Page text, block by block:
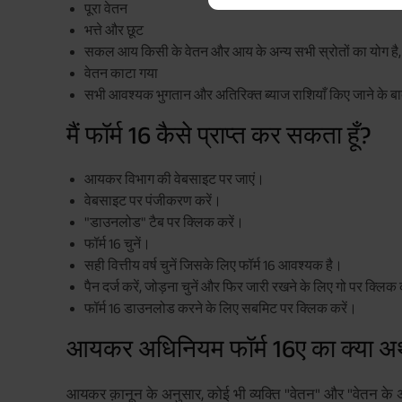
पूरा वेतन
भत्ते और छूट
सकल आय किसी के वेतन और आय के अन्य सभी स्रोतों का योग है,
वेतन काटा गया
सभी आवश्यक भुगतान और अतिरिक्त ब्याज राशियाँ किए जाने के
मैं फॉर्म 16 कैसे प्राप्त कर सकता हूँ?
आयकर विभाग की वेबसाइट पर जाएं।
वेबसाइट पर पंजीकरण करें।
"डाउनलोड" टैब पर क्लिक करें।
फॉर्म 16 चुनें।
सही वित्तीय वर्ष चुनें जिसके लिए फॉर्म 16 आवश्यक है।
पैन दर्ज करें, जोड़ना चुनें और फिर जारी रखने के लिए गो पर क्लिक
फॉर्म 16 डाउनलोड करने के लिए सबमिट पर क्लिक करें।
आयकर अधिनियम फॉर्म 16ए का क्या
आयकर क़ानून के अनुसार, कोई भी व्यक्ति "वेतन" और "वेतन के